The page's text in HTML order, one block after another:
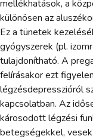
mellékhatások, a
különösen az
Ez a tünetek
gyógyszerek (pl.
tulajdonítható. A
felírásakor ezt
légzésdepresszióról
kapcsolatban. Az
károsodott légzési
betegségekkel,